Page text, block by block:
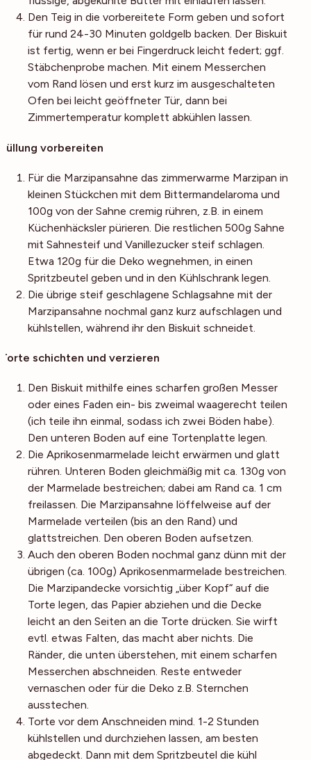
Den Teig in die vorbereitete Form geben und sofort
für rund 24-30 Minuten goldgelb backen. Der Biskuit
ist fertig, wenn er bei Fingerdruck leicht federt; ggf.
Stäbchenprobe machen. Mit einem Messerchen
vom Rand lösen und erst kurz im ausgeschalteten
Ofen bei leicht geöffneter Tür, dann bei
Zimmertemperatur komplett abkühlen lassen.
Füllung vorbereiten
Für die Marzipansahne das zimmerwarme Marzipan in
kleinen Stückchen mit dem Bittermandelaroma und
100g von der Sahne cremig rühren, z.B. in einem
Küchenhäcksler pürieren. Die restlichen 500g Sahne
mit Sahnesteif und Vanillezucker steif schlagen.
Etwa 120g für die Deko wegnehmen, in einen
Spritzbeutel geben und in den Kühlschrank legen.
Die übrige steif geschlagene Schlagsahne mit der
Marzipansahne nochmal ganz kurz aufschlagen und
kühlstellen, während ihr den Biskuit schneidet.
Torte schichten und verzieren
Den Biskuit mithilfe eines scharfen großen Messer
oder eines Faden ein- bis zweimal waagerecht teilen
(ich teile ihn einmal, sodass ich zwei Böden habe).
Den unteren Boden auf eine Tortenplatte legen.
Die Aprikosenmarmelade leicht erwärmen und glatt
rühren. Unteren Boden gleichmäßig mit ca. 130g von
der Marmelade bestreichen; dabei am Rand ca. 1 cm
freilassen. Die Marzipansahne löffelweise auf der
Marmelade verteilen (bis an den Rand) und
glattstreichen. Den oberen Boden aufsetzen.
Auch den oberen Boden nochmal ganz dünn mit der
übrigen (ca. 100g) Aprikosenmarmelade bestreichen.
Die Marzipandecke vorsichtig „über Kopf“ auf die
Torte legen, das Papier abziehen und die Decke
leicht an den Seiten an die Torte drücken. Sie wirft
evtl. etwas Falten, das macht aber nichts. Die
Ränder, die unten überstehen, mit einem scharfen
Messerchen abschneiden. Reste entweder
vernaschen oder für die Deko z.B. Sternchen
ausstechen.
Torte vor dem Anschneiden mind. 1-2 Stunden
kühlstellen und durchziehen lassen, am besten
abgedeckt. Dann mit dem Spritzbeutel die kühl